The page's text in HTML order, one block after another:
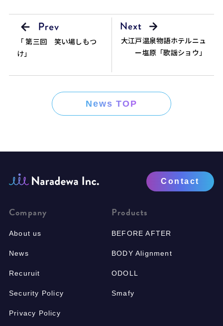
「 第三回 笑い場しもつ
け」
大江戸温泉物語ホテルニュ
ー塩原「歌謡ショウ」
News TOP
Contact
Company
About us
News
Recuruit
Security Policy
Privacy Policy
Products
BEFORE AFTER
BODY Alignment
ODOLL
Smafy